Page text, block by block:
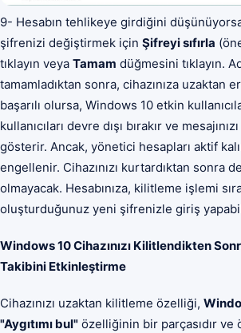
9- Hesabın tehlikeye girdiğini
şifrenizi değiştirmek için Şifreyi sıfırla
tıklayın veya Tamam düğmesini tıklayın.
tamamladıktan sonra, cihazınıza uzaktan
başarılı olursa, Windows 10 etkin
kullanıcıları devre dışı bırakır ve
gösterir. Ancak, yönetici hesapları aktif
engellenir. Cihazınızı kurtardıktan sonra
olmayacak. Hesabınıza, kilitleme işlemi
oluşturduğunuz yeni şifrenizle giriş
Windows 10 Cihazınızı Kilitlendikten
Takibini Etkinleştirme
Cihazınızı uzaktan kilitleme özelliği,
"Aygıtımı bul" özelliğinin bir parçasıdır ve